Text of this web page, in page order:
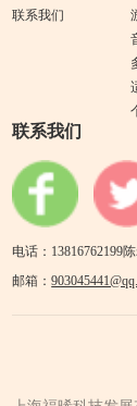
联系我们
联系我们
电话：13816762199
邮箱：